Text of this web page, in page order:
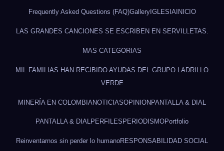
Frequently Asked Questions (FAQ)GalleryIGLESIAINICIO
LAS GRANDES CANCIONES SE ESCRIBEN EN SERVILLETAS.
MAS CATEGORIAS
MIL FAMILIAS HAN RECIBIDO AYUDAS DEL GRUPO LADRILLO
VERDE
MINERÍA EN COLOMBIANOTICIASOPINIONPANTALLA & DIAL
PANTALLA & DIALPERFILES PERIODISMOPortfolio
Reinventarnos sin perder lo humanoRESPONSABILIDAD SOCIAL